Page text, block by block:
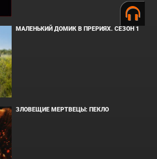
МАЛЕНЬКИЙ ДОМИК В ПРЕРИЯХ. СЕЗОН 1
ЗЛОВЕЩИЕ МЕРТВЕЦЫ: ПЕКЛО